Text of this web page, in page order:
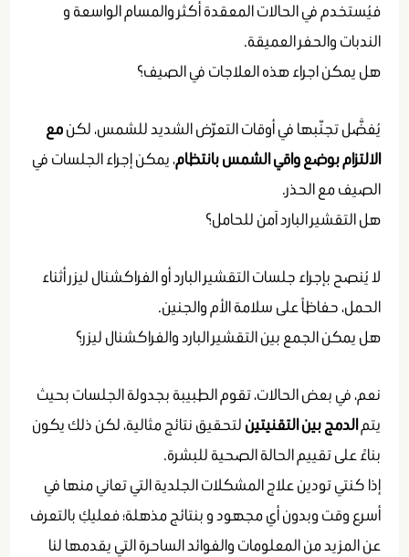
فيُستخدم في الحالات المعقدة أكثر والمسام الواسعة و
الندبات والحفر العميقة.
هل يمكن اجراء هذه العلاجات في الصيف؟
يُفضَّل تجنّبها في أوقات التعرّض الشديد للشمس، لكنمع
الالتزام بوضع واقي الشمس بانتظام، يمكن إجراء الجلسات في
الصيف مع الحذر.
هل التقشير البارد آمن للحامل؟
لا يُنصح بإجراء جلسات التقشير البارد أو الفراكشنال ليزر أثناء
الحمل، حفاظاً على سلامة الأم والجنين.
هل يمكن الجمع بين التقشير البارد والفراكشنال ليزر؟
نعم، في بعض الحالات، تقوم الطبيبة بجدولة الجلسات بحيث
يتمالدمج بين التقنيتين لتحقيق نتائج مثالية، لكن ذلك يكون
بناءً على تقييم الحالة الصحية للبشرة.
إذا كنتي تودين علاج المشكلات الجلدية التي تعاني منها في
أسرع وقت وبدون أي مجهود و بنتائج مذهلة؛ فعليكِ بالتعرف
عن المزيد من المعلومات والفوائد الساحرة التي يقدمها لنا